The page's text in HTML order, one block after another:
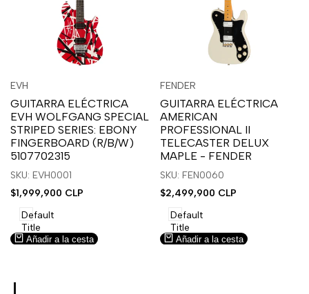
sesión
para
usar
la
lista
deseos.
para
usar
Compare
Proveedor:
EVH
GUITARRA ELÉCTRICA
EVH WOLFGANG SPECIAL
STRIPED SERIES: EBONY
FINGERBOARD (R/B/W)
5107702315
SKU: EVH0001
Precio
venta
$1,999,900 CLP
Default
Title
Añadir a la cesta
sesión
para
usar
la
lista
deseos.
sesión
para
usar
Compare
Vista
Proveedor:
FENDER
GUITARRA ELÉCTRICA
AMERICAN
PROFESSIONAL II
TELECASTER DELUX
MAPLE - FENDER
SKU: FEN0060
Precio
venta
$2,499,900 CLP
Default
Title
Añadir a la cesta